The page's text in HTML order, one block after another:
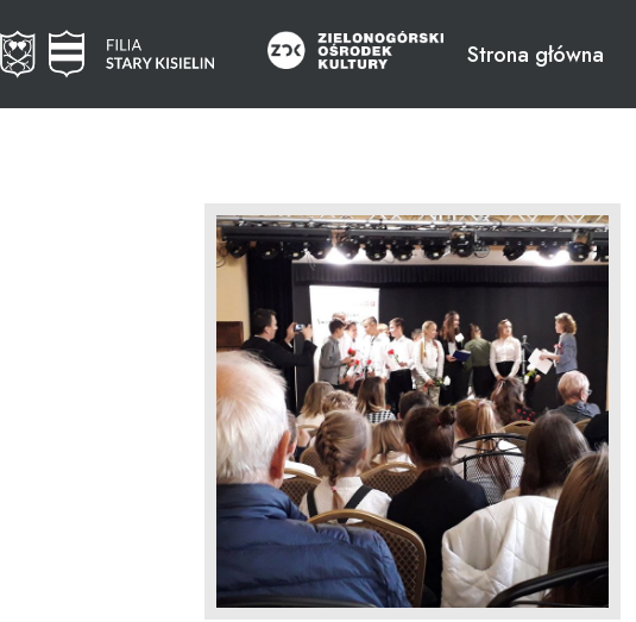
Strona główna